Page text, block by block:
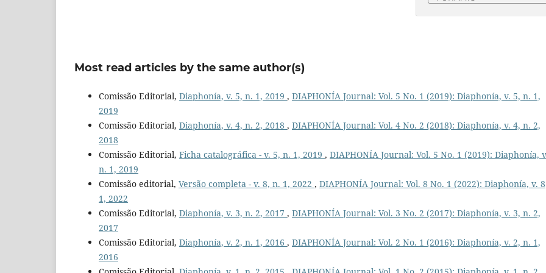
Most read articles by the same author(s)
Comissão Editorial, Diaphonía, v. 5, n. 1, 2019 , DIAPHONÍA Journal: Vol. 5 No. 1 (2019): Diaphonía, v. 5, n. 1,
2019
Comissão Editorial, Diaphonía, v. 4, n. 2, 2018 , DIAPHONÍA Journal: Vol. 4 No. 2 (2018): Diaphonía, v. 4, n. 2,
2018
Comissão Editorial, Ficha catalográfica - v. 5, n. 1, 2019 , DIAPHONÍA Journal: Vol. 5 No. 1 (2019): Diaphonía,
n. 1, 2019
Comissão editorial, Versão completa - v. 8, n. 1, 2022 , DIAPHONÍA Journal: Vol. 8 No. 1 (2022): Diaphonía, v.
1, 2022
Comissão Editorial, Diaphonía, v. 3, n. 2, 2017 , DIAPHONÍA Journal: Vol. 3 No. 2 (2017): Diaphonía, v. 3, n. 2,
2017
Comissão Editorial, Diaphonía, v. 2, n. 1, 2016 , DIAPHONÍA Journal: Vol. 2 No. 1 (2016): Diaphonía, v. 2, n. 1,
2016